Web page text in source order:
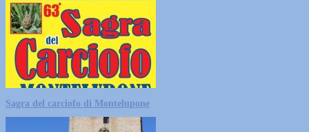
Sagra del carciofo di Montelupone